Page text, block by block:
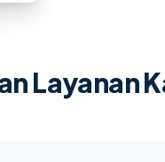
Layanan